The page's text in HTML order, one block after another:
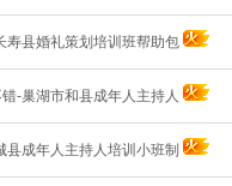
寿县婚礼策划培训班帮助包
-巢湖市和县成年人主持人
成年人主持人培训小班制